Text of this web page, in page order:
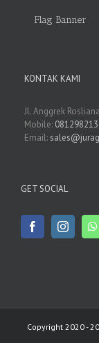
Flag Banner
KONTAK KAMI
Jl. Anggrek
Mobile:
Email:
GET SOCIAL
Copyright 2020 -